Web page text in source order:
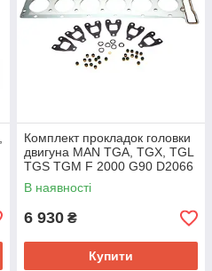
Комплект прокладок головки
двигуна MAN TGA, TGX, TGL
TGS TGM F 2000 G90 D2066
LF01- D2066 LOH28 12.00-
В наявності
6 930 ₴
Купити